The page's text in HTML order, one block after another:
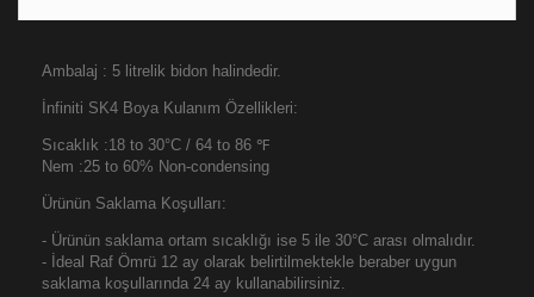
Ambalaj : 5 litrelik bidon halindedir.
İnfiniti SK4 Boya Kulanım Özellikleri:
Sıcaklık :18 to 30°C / 64 to 86 ℉
Nem :25 to 60% Non-condensing
Ürünün Saklama Koşulları:
- Ürünün saklama ortam sıcaklığı ise 5 ile 30°C arası olmalıdır.
- İdeal Raf Ömrü 12 ay olarak belirtilmektekle beraber uygun
saklama koşullarında 24 ay kullanabilirsiniz.